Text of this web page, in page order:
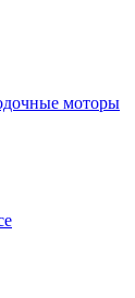
моторы